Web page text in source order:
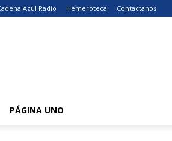
Azul Radio Hemeroteca Contactanos
PÁGINA UNO